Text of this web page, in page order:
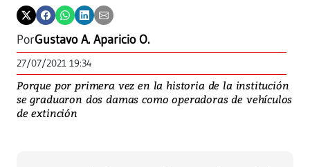
PorGustavo A. Aparicio O.
27/07/2021 19:34
Porque por primera vez en la historia de la institución
se graduaron dos damas como operadoras de vehículos
de extinción